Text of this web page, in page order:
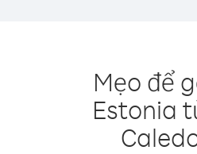
Mẹo để
Estonia